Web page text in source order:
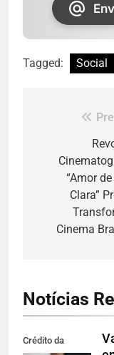
Tagged: Social
Post“Amor
Clara”
Cinema
Notícias
Crédito da